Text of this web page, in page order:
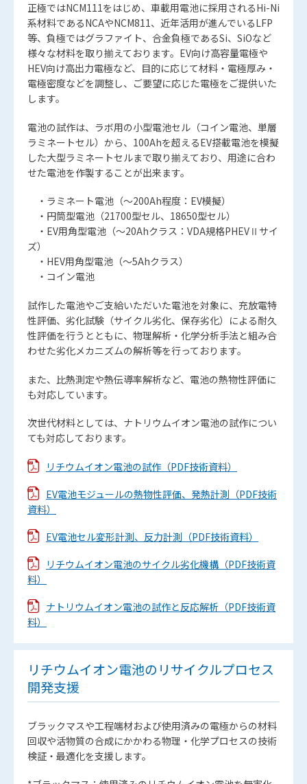
正極ではNCM111をはじめ、車載用電池に採用されるHi-Ni
系材料であるNCAやNCM811、近年活用が進んでいるLFP
等、負極ではグラファイト、合金負極であるSi、SiOなど
様々な材料を取り揃えております。EV向け高容量電極や
HEV向け高出力電極など、目的に応じて材料・電極厚み・
電極密度などを調整し、ご要望に応じた電極をご提供いた
します。
電池の試作は、ラボ用の小型電池セル（コイン電池、単層
ラミネートセル）から、100Ahを超えるEV搭載電池を模擬
した大型ラミネートセルまで取り揃えており、用途に合わ
せた電池を作製することが出来ます。
・ラミネート電池（～200Ah程度：EV模擬）
・円筒型電池（21700型セル、18650型セル）
・EV用角型電池（～20Ahクラス：VDA規格PHEVⅡサイ
ズ）
・HEV用角型電池（～5Ahクラス）
・コイン電池
試作した電池やご支給いただいた電池を対象に、充放電特
性評価、劣化試験（サイクル劣化、保存劣化）による耐久
性評価を行うとともに、物理解析・化学分析手法と組み合
わせた劣化メカニズムの解析等を行っております。
また、比熱測定や熱伝導率解析など、電池の熱物性評価に
も対応しています。
次世代材料としては、ナトリウムイオン電池の試作につい
ても対応しております。
リチウムイオン電池の試作（PDF技術資料）
EV電池モジュールの熱物性評価、発熱計測（PDF技術
資料）
EV電池セル変形計測、反力計測（PDF技術資料）
リチウムイオン電池のサイクル劣化機構（PDF技術資
料）
ナトリウムイオン電池の試作と反応解析（PDF技術資
料）
リチウムイオン電池のリサイクルプロセス
開発支援
ブラックマスや工程端材および使用済みの電極からの材料
回収や活物質の合成にかかわる物理・化学プロセスの技術
検証・最適化を支援します。